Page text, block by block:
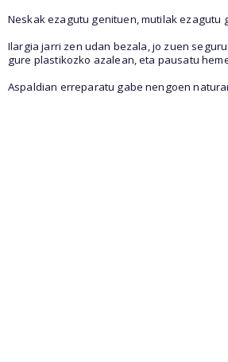
Neskak ezagutu genituen, mutilak ezagutu
Ilargia jarri zen udan bezala, jo zuen
gure plastikozko azalean, eta pausatu
Aspaldian erreparatu gabe nengoen